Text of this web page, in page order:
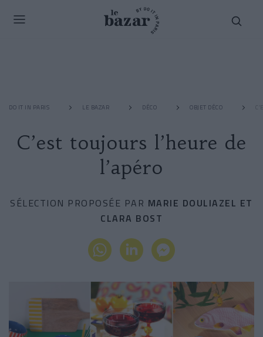
DO IT IN PARIS LE BAZAR DÉCO OBJET DÉCO
C’est toujours l’heure de
l’apéro
SÉLECTION PROPOSÉE PAR MARIE DOULIAZEL ET
CLARA BOST